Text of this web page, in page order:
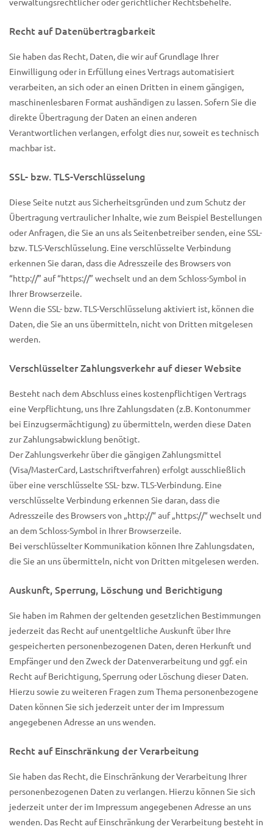
verwaltungsrechtlicher oder gerichtlicher Rechtsbehelfe.
Recht auf Datenübertragbarkeit
Sie haben das Recht, Daten, die wir auf Grundlage Ihrer
Einwilligung oder in Erfüllung eines Vertrags automatisiert
verarbeiten, an sich oder an einen Dritten in einem gängigen,
maschinenlesbaren Format aushändigen zu lassen. Sofern Sie die
direkte Übertragung der Daten an einen anderen
Verantwortlichen verlangen, erfolgt dies nur, soweit es technisch
machbar ist.
SSL- bzw. TLS-Verschlüsselung
Diese Seite nutzt aus Sicherheitsgründen und zum Schutz der
Übertragung vertraulicher Inhalte, wie zum Beispiel Bestellungen
oder Anfragen, die Sie an uns als Seitenbetreiber senden, eine SSL-
bzw. TLS-Verschlüsselung. Eine verschlüsselte Verbindung
erkennen Sie daran, dass die Adresszeile des Browsers von
“http://” auf “https://” wechselt und an dem Schloss-Symbol in
Ihrer Browserzeile.
Wenn die SSL- bzw. TLS-Verschlüsselung aktiviert ist, können die
Daten, die Sie an uns übermitteln, nicht von Dritten mitgelesen
werden.
Verschlüsselter Zahlungsverkehr auf dieser Website
Besteht nach dem Abschluss eines kostenpflichtigen Vertrags
eine Verpflichtung, uns Ihre Zahlungsdaten (z.B. Kontonummer
bei Einzugsermächtigung) zu übermitteln, werden diese Daten
zur Zahlungsabwicklung benötigt.
Der Zahlungsverkehr über die gängigen Zahlungsmittel
(Visa/MasterCard, Lastschriftverfahren) erfolgt ausschließlich
über eine verschlüsselte SSL- bzw. TLS-Verbindung. Eine
verschlüsselte Verbindung erkennen Sie daran, dass die
Adresszeile des Browsers von „http://“ auf „https://“ wechselt und
an dem Schloss-Symbol in Ihrer Browserzeile.
Bei verschlüsselter Kommunikation können Ihre Zahlungsdaten,
die Sie an uns übermitteln, nicht von Dritten mitgelesen werden.
Auskunft, Sperrung, Löschung und Berichtigung
Sie haben im Rahmen der geltenden gesetzlichen Bestimmungen
jederzeit das Recht auf unentgeltliche Auskunft über Ihre
gespeicherten personenbezogenen Daten, deren Herkunft und
Empfänger und den Zweck der Datenverarbeitung und ggf. ein
Recht auf Berichtigung, Sperrung oder Löschung dieser Daten.
Hierzu sowie zu weiteren Fragen zum Thema personenbezogene
Daten können Sie sich jederzeit unter der im Impressum
angegebenen Adresse an uns wenden.
Recht auf Einschränkung der Verarbeitung
Sie haben das Recht, die Einschränkung der Verarbeitung Ihrer
personenbezogenen Daten zu verlangen. Hierzu können Sie sich
jederzeit unter der im Impressum angegebenen Adresse an uns
wenden. Das Recht auf Einschränkung der Verarbeitung besteht in